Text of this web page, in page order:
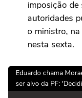
imposição de
autoridades
o ministro,
nesta sexta.
Eduardo chama
ser alvo da PF: